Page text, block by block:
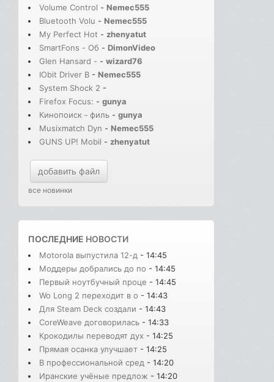
Volume Control - Nemec555
Bluetooth Volu - Nemec555
My Perfect Hot - zhenyatut
SmartFons - Об - DimonVideo
Glen Hansard - - wizard76
IObit Driver B - Nemec555
System Shock 2 -
Firefox Focus: - gunya
Кинопоиск－филь - gunya
Musixmatch Dyn - Nemec555
GUNS UP! Mobil - zhenyatut
добавить файл
все новинки
ПОСЛЕДНИЕ НОВОСТИ
Motorola выпустила 12-д - 14:45
Моддеры добрались до по - 14:45
Первый ноутбучный проце - 14:45
Wo Long 2 переходит в о - 14:43
Для Steam Deck создали - 14:43
CoreWeave договорилась - 14:33
Крокодилы переводят дух - 14:25
Прямая осанка улучшает - 14:25
В профессиональной сред - 14:20
Иранские учёные предлож - 14:20